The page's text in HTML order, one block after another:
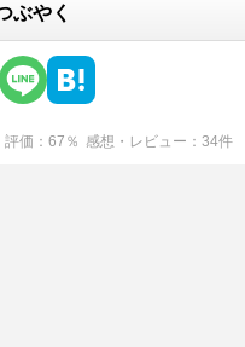
ぶやく
評価 67 ％ 感想・レビュー 34件